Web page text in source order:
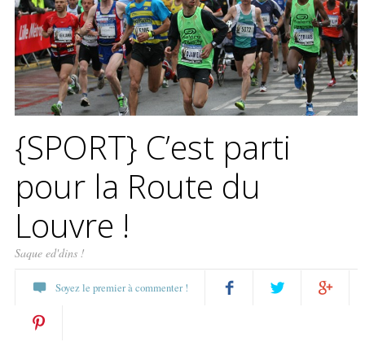
{SPORT} C’est parti
pour la Route du
Louvre !
Saque ed'dins !
Soyez le premier à commenter !